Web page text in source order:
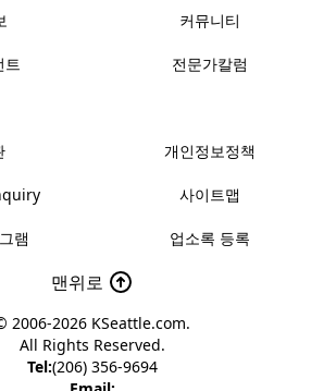
커뮤니티
트 전문가칼럼
개인정보정책
사이트맵
램 업소록 등록
맨위로
2006-2026 KSeattle.com.
All Rights Reserved.
Tel:(206) 356-9694